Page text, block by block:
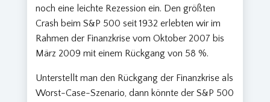
noch eine leichte Rezession ein. Den größten
Crash beim S&P 500 seit 1932 erlebten wir im
Rahmen der Finanzkrise vom Oktober 2007 bis
März 2009 mit einem Rückgang von 58 %.
Unterstellt man den Rückgang der Finanzkrise als
Worst-Case-Szenario, dann könnte der S&P 500